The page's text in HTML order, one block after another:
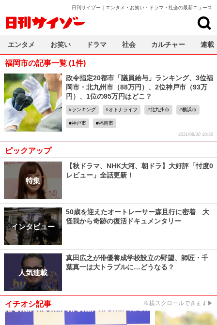
日刊サイゾー｜エンタメ・お笑い・ドラマ・社会の最新ニュース
福岡市の記事一覧 (1件)
政令指定20都市「議員給与」ランキング、3位福
岡市・北九州市（88万円）、2位神戸市（93万
円）、1位の95万円はどこ？
ランキング オトナライフ 北九州市 横浜市
神戸市 福岡市
2021/08/30 10:30
ピックアップ
特集
【秋ドラマ、NHK大河、朝ドラ】大好評「忖度0
レビュー」全話更新！
インタビュー
50歳を迎えたオートレーサー森且行に密着 大
怪我から奇跡の復活ドキュメンタリー
人気連載
真田広之が俳優養成学校設立の野望、師匠・千
葉真一は大トラブルに…どうなる？
イチオシ記事 ※横スクロールできます▶
エンタメ お笑い ドラマ 社会 カルチャー 連載